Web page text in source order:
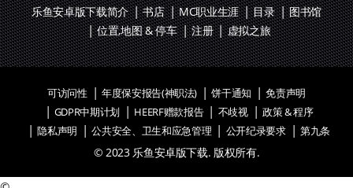
乐鱼安卓版下载简介
书店 MC职业生涯 目录
图书馆
位置,地图 & 停车
注册 虚拟之旅
可访问性 年度保安报告(神职法) 饼干通知
免责声明
GDPR中期计划
HEERF赠款报告 不歧视
政策 & 程序
隐私声明
公共安全、卫生和应急管理 公开纪录要求 第九条
©
© 2023 乐鱼安卓版下载. 版权所有.